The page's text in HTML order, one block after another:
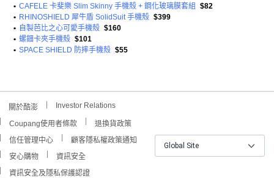
• CAFELE 卡斐樂 Slim Skinny 手機殼 + 鋼化玻璃膜套組
$82
• RHINOSHIELD 犀牛盾 SolidSuit 手機殼 $399
• 自製芭比之心可愛手機殼 $160
• 螺鈿卡夾手機殼 $101
• SPACE SHIELD 防摔手機殼 $55
關於酷澎 Investor Relations
Coupang使用者條款
退換貨政策
信任管理中心
顧客隱私權政策通知
安心購物
資訊安全
資訊安全及隱私保護認證
Global Site